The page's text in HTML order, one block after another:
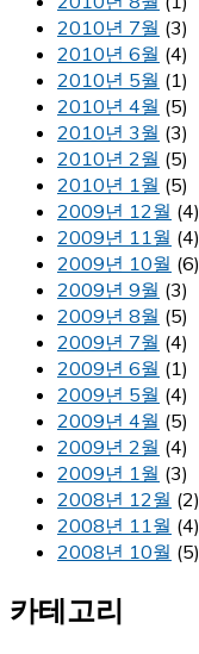
2010년 7월 (3)
2010년 6월 (4)
2010년 5월 (1)
2010년 4월 (5)
2010년 3월 (3)
2010년 2월 (5)
2010년 1월 (5)
2009년 12월 (4)
2009년 11월 (4)
2009년 10월 (6)
2009년 9월 (3)
2009년 8월 (5)
2009년 7월 (4)
2009년 6월 (1)
2009년 5월 (4)
2009년 4월 (5)
2009년 2월 (4)
2009년 1월 (3)
2008년 12월 (2)
2008년 11월 (4)
2008년 10월 (5)
카테고리